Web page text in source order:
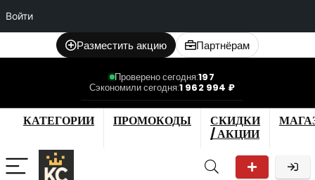
Войти
Разместить акцию Партнёрам
Проверено сегодня:197
Сэкономили сегодня:1 962 994 ₽
КАТЕГОРИИ ПРОМОКОДЫ
СКИДКИ
/ АКЦИИ